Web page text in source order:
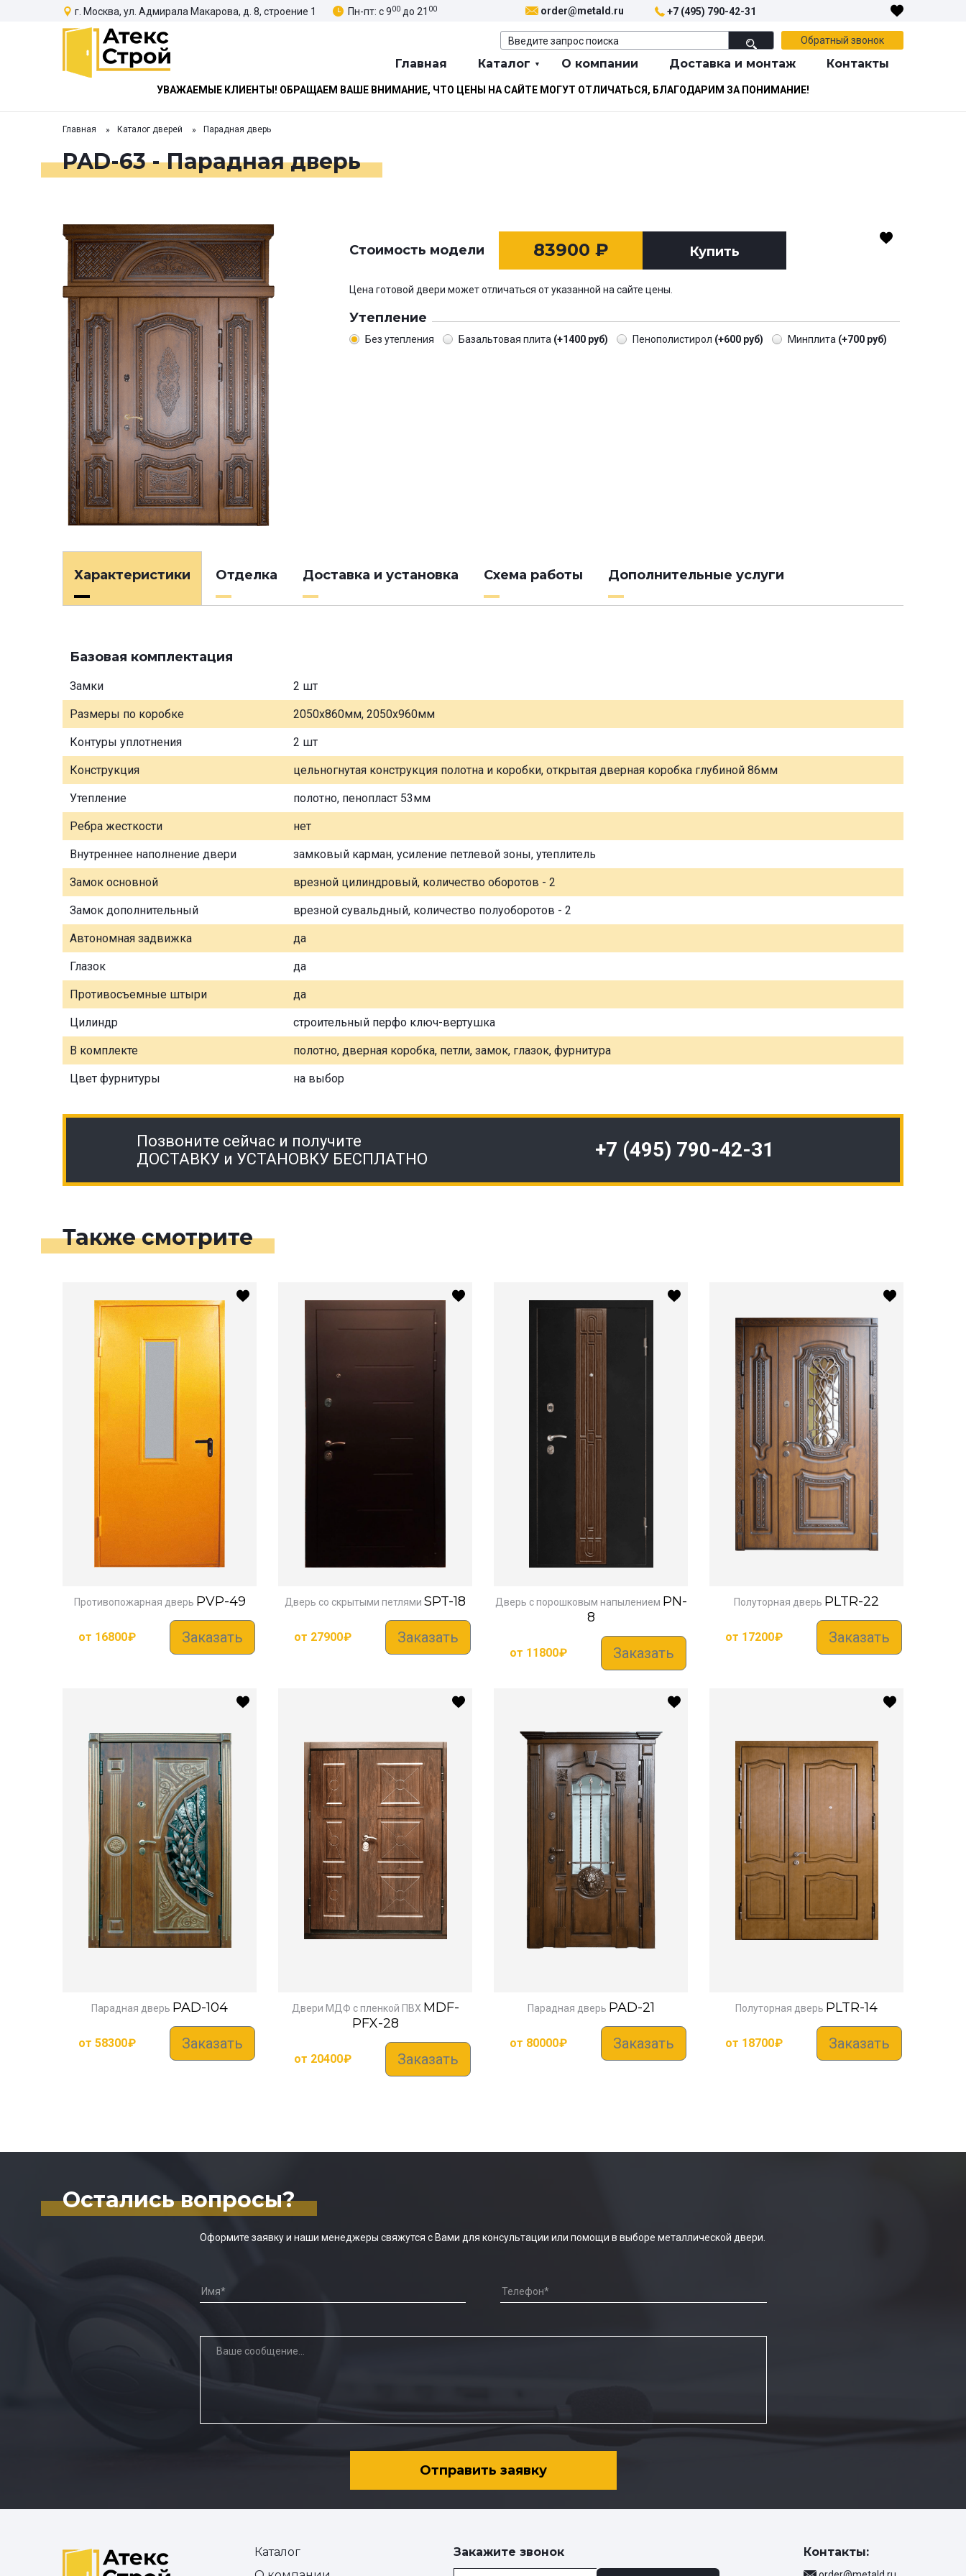
г. Москва, ул. Адмирала Макарова, д. 8, строение 1 Пн-пт: с 900 до 21 00 order@metald.ru +7 (495) 790-42-31
Обратный звонок
Главная Каталог О компании Доставка и монтаж Контакты
УВАЖАЕМЫЕ КЛИЕНТЫ! ОБРАЩАЕМ ВАШЕ ВНИМАНИЕ, ЧТО ЦЕНЫ НА САЙТЕ МОГУТ ОТЛИЧАТЬСЯ, БЛАГОДАРИМ ЗА ПОНИМАНИЕ!
Главная Каталог дверей Парадная дверь
PAD-63 - Парадная дверь
Стоимость модели 83900 ₽ Купить
Цена готовой двери может отличаться от указанной на сайте цены.
Утепление
Без утепления Базальтовая плита (+1400 руб) Пенополистирол (+600 руб) Минплита (+700 руб)
Характеристики Отделка Доставка и установка Схема работы Дополнительные услуги
Базовая комплектация
Замки 2 шт
Размеры по коробке 2050х860мм, 2050х960мм
Контуры уплотнения 2 шт
Конструкция цельногнутая конструкция полотна и коробки, открытая дверная коробка глубиной 86мм
Утепление полотно, пенопласт 53мм
Ребра жесткости нет
Внутреннее наполнение двери замковый карман, усиление петлевой зоны, утеплитель
Замок основной врезной цилиндровый, количество оборотов - 2
Замок дополнительный врезной сувальдный, количество полуоборотов - 2
Автономная задвижка да
Глазок да
Противосъемные штыри да
Цилиндр строительный перфо ключ-вертушка
В комплекте полотно, дверная коробка, петли, замок, глазок, фурнитура
Цвет фурнитуры на выбор
Позвоните сейчас и получите
ДОСТАВКУ и УСТАНОВКУ БЕСПЛАТНО
+7 (495) 790-42-31
Также смотрите
Противопожарная дверь PVP-49
от 16800₽ Заказать
Дверь со скрытыми петлями SPT-18
от 27900₽ Заказать
Дверь с порошковым напылением PN-
8
от 11800₽ Заказать
Полуторная дверь PLTR-22
от 17200₽ Заказать
Парадная дверь PAD-104
от 58300₽ Заказать
Двери МДФ с пленкой ПВХ MDF-
PFX-28
от 20400₽ Заказать
Парадная дверь PAD-21
от 80000₽ Заказать
Полуторная дверь PLTR-14
от 18700₽ Заказать
Остались вопросы?
Оформите заявку и наши менеджеры свяжутся с Вами для консультации или помощи в выборе металлической двери.
Отправить заявку
Каталог
Закажите звонок Контакты: